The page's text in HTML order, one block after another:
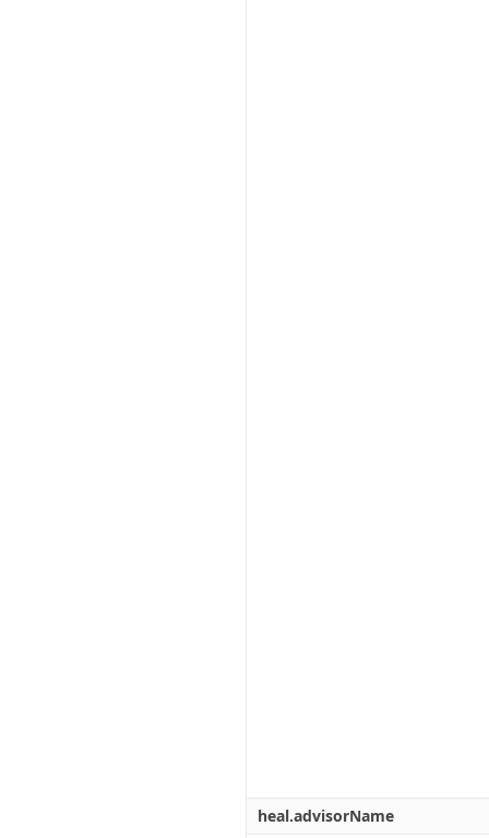
heal.advisorName